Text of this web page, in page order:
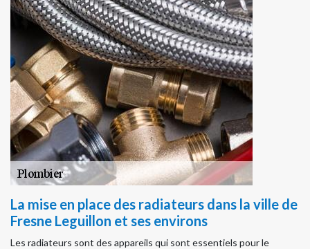
La mise en place des radiateurs dans la ville de
Fresne Leguillon et ses environs
Les radiateurs sont des appareils qui sont essentiels pour le